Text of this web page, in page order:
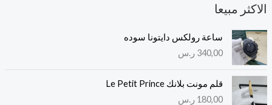
الاكثر مبيعا
ساعة رولكس دايتونا سوده
340,00 ر.س
قلم مونت بلانك Le Petit Prince
180,00 ر.س